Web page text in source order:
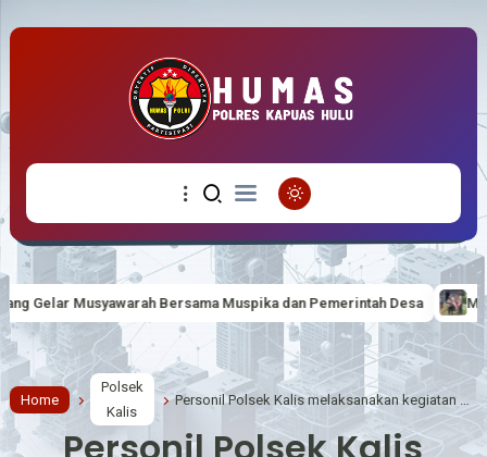
Muspika dan Pemerintah Desa MERIAHKAN HUT RI KE-81
Home
Polsek
Kalis